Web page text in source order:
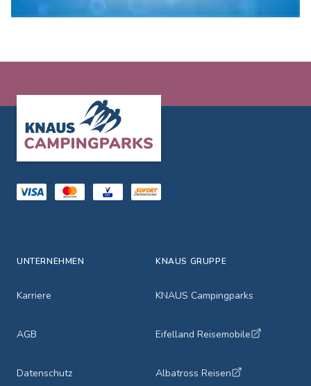
UNTERNEHMEN
Karriere
AGB
Datenschutz
KNAUS GRUPPE
KNAUS Campingparks
Eifelland Reisemobile
Albatross Reisen